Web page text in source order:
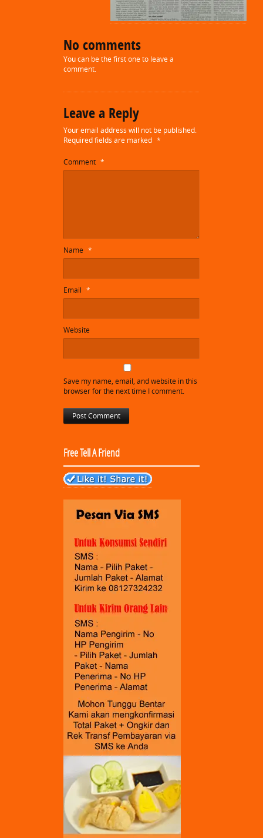
No comments
You can be the first one to leave a
comment.
Leave a Reply
Your email address will not be published.
Required fields are marked *
Comment *
Name *
Email *
Website
Save my name, email, and website in this
browser for the next time I comment.
Free Tell A Friend